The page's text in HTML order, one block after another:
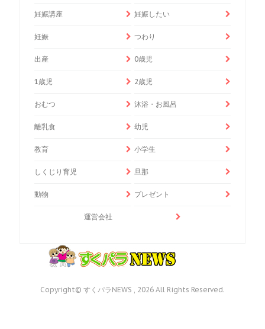
妊娠講座 妊娠したい
妊娠 つわり
出産 0歳児
1歳児 2歳児
おむつ 沐浴・お風呂
離乳食 幼児
教育 小学生
しくじり育児 旦那
動物 プレゼント
運営会社
Copyright© すくパラNEWS , 2026 All Rights Reserved.